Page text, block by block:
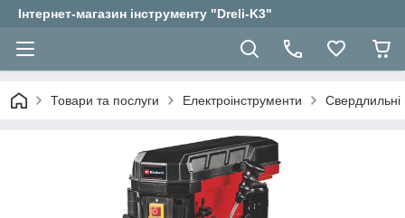
Інтернет-магазин інструменту "Dreli-K3"
Товари та послуги Електроінструменти Свердлильні